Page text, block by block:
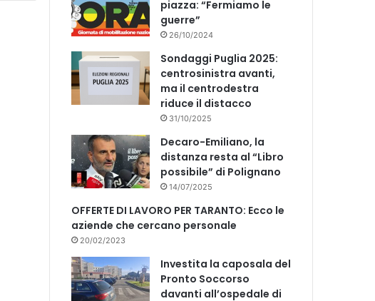
piazza: “Fermiamo le
guerre”
26/10/2024
Sondaggi Puglia 2025:
centrosinistra avanti,
ma il centrodestra
riduce il distacco
31/10/2025
Decaro-Emiliano, la
distanza resta al “Libro
possibile” di Polignano
14/07/2025
OFFERTE DI LAVORO PER TARANTO: Ecco le
aziende che cercano personale
20/02/2023
Investita la caposala del
Pronto Soccorso
davanti all’ospedale di